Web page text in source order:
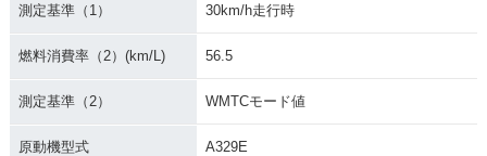
フルモデルチェンジ
測定基準（1） 30km/h走行時
燃料消費率（2）(km/L) 56.5
測定基準（2） WMTCモード値
原動機型式 A329E